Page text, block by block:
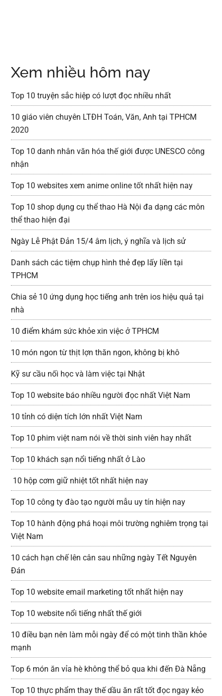
Xem nhiều hôm nay
Top 10 truyện sắc hiệp có lượt đọc nhiều nhất
10 giáo viên chuyên LTĐH Toán, Văn, Anh tại TPHCM
2020
Top 10 danh nhân văn hóa thế giới được UNESCO công
nhận
Top 10 websites xem anime online tốt nhất hiện nay
Top 10 shop dụng cụ thể thao Hà Nội đa dạng các môn
thể thao hiện đại
Ngày Lễ Phật Đản 15/4 âm lịch, ý nghĩa và lịch sử
Danh sách các tiệm chụp hình thẻ đẹp lấy liền tại
TPHCM
Chia sẻ 10 ứng dụng học tiếng anh trên ios hiệu quả tại
nhà
10 điểm khám sức khỏe xin việc ở TPHCM
10 món ngon từ thịt lợn thăn ngon, không bị khô
Kỹ sư cầu nối học và làm việc tại Nhật
Top 10 website báo nhiều người đọc nhất Việt Nam
10 tỉnh có diện tích lớn nhất Việt Nam
Top 10 phim việt nam nói về thời sinh viên hay nhất
Top 10 khách sạn nổi tiếng nhất ở Lào
10 hộp cơm giữ nhiệt tốt nhất hiện nay
Top 10 công ty đào tạo người mẫu uy tín hiện nay
Top 10 hành động phá hoại môi trường nghiêm trọng tại
Việt Nam
10 cách hạn chế lên cân sau những ngày Tết Nguyên
Đán
Top 10 website email marketing tốt nhất hiện nay
Top 10 website nổi tiếng nhất thế giới
10 điều bạn nên làm mỗi ngày để có một tinh thần khỏe
mạnh
Top 6 món ăn vỉa hè không thể bỏ qua khi đến Đà Nẵng
Top 10 thực phẩm thay thế dầu ăn rất tốt đọc ngay kẻo